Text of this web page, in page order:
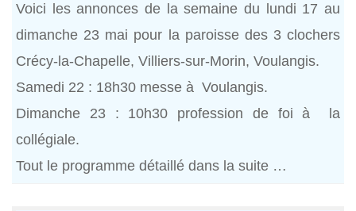
Voici les annonces de la semaine du lundi 17 au
dimanche 23 mai pour la paroisse des 3 clochers
Crécy-la-Chapelle, Villiers-sur-Morin, Voulangis.
Samedi 22 : 18h30 messe à Voulangis.
Dimanche 23 : 10h30 profession de foi à la
collégiale.
Tout le programme détaillé dans la suite …